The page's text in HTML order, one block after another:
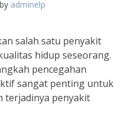
by adminelp
salah satu penyakit
hidup seseorang.
pencegahan
sangat penting untuk
terjadinya penyakit